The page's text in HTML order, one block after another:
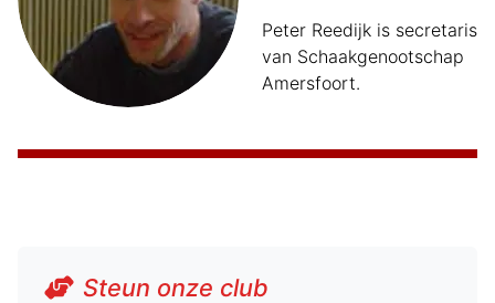
Peter Reedijk is secretaris
van Schaakgenootschap
Amersfoort.
Steun onze club